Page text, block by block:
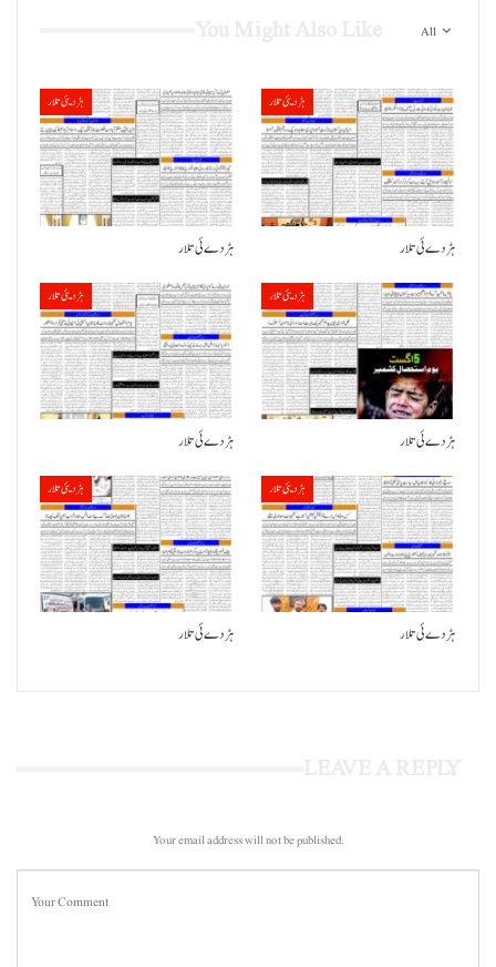
All
ہڑدیئی تلار
ہڑدے ئی تلار
ہڑدیئی تلار
ہڑدے ئی تلار
ہڑدیئی تلار
ہڑدے ئی تلار
ہڑدیئی تلار
ہڑدے ئی تلار
ہڑدیئی تلار
ہڑدے ئی تلار
ہڑدیئی تلار
ہڑدے ئی تلار
Your email address will not be published.